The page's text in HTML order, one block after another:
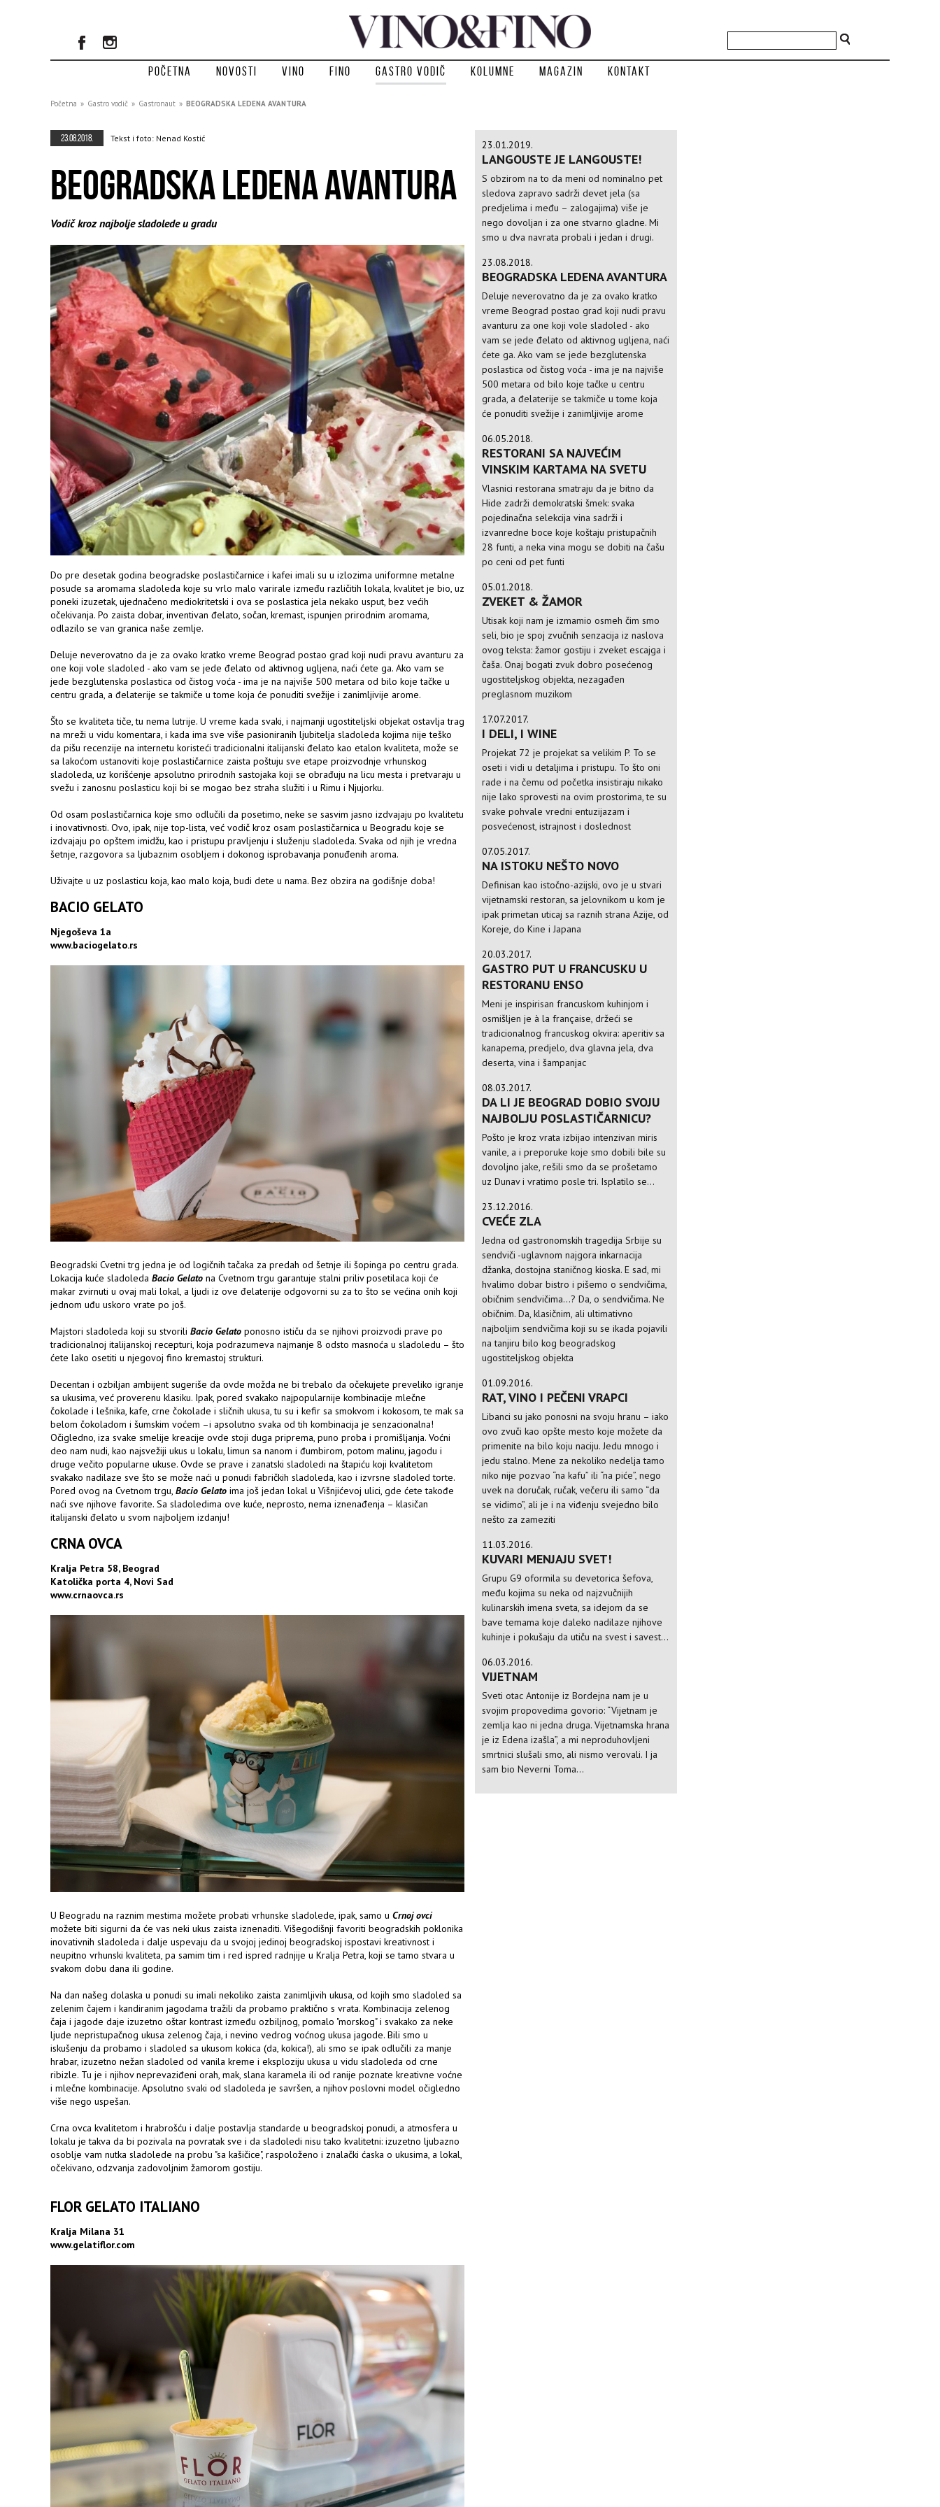
Početna Novosti Vino Fino Gastro vodič Kolumne Magazin Kontakt
Početna » Gastro vodič » Gastronaut » BEOGRADSKA LEDENA AVANTURA
23.08.2018. Tekst i foto: Nenad Kostić
BEOGRADSKA LEDENA AVANTURA
Vodič kroz najbolje sladolede u gradu
Do pre desetak godina beogradske poslastičarnice i kafei imali su u izlozima uniformne metalne
posude sa aromama sladoleda koje su vrlo malo varirale između različitih lokala, kvalitet je bio, uz
poneki izuzetak, ujednačeno mediokritetski i ova se poslastica jela nekako usput, bez većih
očekivanja. Po zaista dobar, inventivan đelato, sočan, kremast, ispunjen prirodnim aromama,
odlazilo se van granica naše zemlje.
Deluje neverovatno da je za ovako kratko vreme Beograd postao grad koji nudi pravu avanturu za
one koji vole sladoled - ako vam se jede đelato od aktivnog ugljena, naći ćete ga. Ako vam se
jede bezglutenska poslastica od čistog voća - ima je na najviše 500 metara od bilo koje tačke u
centru grada, a đelaterije se takmiče u tome koja će ponuditi svežije i zanimljivije arome.
Što se kvaliteta tiče, tu nema lutrije. U vreme kada svaki, i najmanji ugostiteljski objekat ostavlja trag
na mreži u vidu komentara, i kada ima sve više pasioniranih ljubitelja sladoleda kojima nije teško
da pišu recenzije na internetu koristeći tradicionalni italijanski đelato kao etalon kvaliteta, može se
sa lakoćom ustanoviti koje poslastičarnice zaista poštuju sve etape proizvodnje vrhunskog
sladoleda, uz korišćenje apsolutno prirodnih sastojaka koji se obrađuju na licu mesta i pretvaraju u
svežu i zanosnu poslasticu koji bi se mogao bez straha služiti i u Rimu i Njujorku.
Od osam poslastičarnica koje smo odlučili da posetimo, neke se sasvim jasno izdvajaju po kvalitetu
i inovativnosti. Ovo, ipak, nije top-lista, već vodič kroz osam poslastičarnica u Beogradu koje se
izdvajaju po opštem imidžu, kao i pristupu pravljenju i služenju sladoleda. Svaka od njih je vredna
šetnje, razgovora sa ljubaznim osobljem i dokonog isprobavanja ponuđenih aroma.
Uživajte u uz poslasticu koja, kao malo koja, budi dete u nama. Bez obzira na godišnje doba!
BACIO GELATO
Njegoševa 1a
www.baciogelato.rs
Beogradski Cvetni trg jedna je od logičnih tačaka za predah od šetnje ili šopinga po centru grada.
Lokacija kuće sladoleda Bacio Gelato na Cvetnom trgu garantuje stalni priliv posetilaca koji će
makar zvirnuti u ovaj mali lokal, a ljudi iz ove đelaterije odgovorni su za to što se većina onih koji
jednom uđu uskoro vrate po još.
Majstori sladoleda koji su stvorili Bacio Gelato ponosno ističu da se njihovi proizvodi prave po
tradicionalnoj italijanskoj recepturi, koja podrazumeva najmanje 8 odsto masnoća u sladoledu – što
ćete lako osetiti u njegovoj fino kremastoj strukturi.
Decentan i ozbiljan ambijent sugeriše da ovde možda ne bi trebalo da očekujete preveliko igranje
sa ukusima, već proverenu klasiku. Ipak, pored svakako najpopularnije kombinacije mlečne
čokolade i lešnika, kafe, crne čokolade i sličnih ukusa, tu su i kefir sa smokvom i kokosom, te mak sa
belom čokoladom i šumskim voćem –i apsolutno svaka od tih kombinacija je senzacionalna!
Očigledno, iza svake smelije kreacije ovde stoji duga priprema, puno proba i promišljanja. Voćni
deo nam nudi, kao najsvežiji ukus u lokalu, limun sa nanom i đumbirom, potom malinu, jagodu i
druge večito popularne ukuse. Ovde se prave i zanatski sladoledi na štapiću koji kvalitetom
svakako nadilaze sve što se može naći u ponudi fabričkih sladoleda, kao i izvrsne sladoled torte.
Pored ovog na Cvetnom trgu, Bacio Gelato ima još jedan lokal u Višnjićevoj ulici, gde ćete takođe
naći sve njihove favorite. Sa sladoledima ove kuće, neprosto, nema iznenađenja – klasičan
italijanski đelato u svom najboljem izdanju!
CRNA OVCA
Kralja Petra 58, Beograd
Katolička porta 4, Novi Sad
www.crnaovca.rs
U Beogradu na raznim mestima možete probati vrhunske sladolede, ipak, samo u Crnoj ovci
možete biti sigurni da će vas neki ukus zaista iznenaditi. Višegodišnji favoriti beogradskih poklonika
inovativnih sladoleda i dalje uspevaju da u svojoj jedinoj beogradskoj ispostavi kreativnost i
neupitno vrhunski kvaliteta, pa samim tim i red ispred radnjije u Kralja Petra, koji se tamo stvara u
svakom dobu dana ili godine.
Na dan našeg dolaska u ponudi su imali nekoliko zaista zanimljivih ukusa, od kojih smo sladoled sa
zelenim čajem i kandiranim jagodama tražili da probamo praktično s vrata. Kombinacija zelenog
čaja i jagode daje izuzetno oštar kontrast između ozbiljnog, pomalo "morskog" i svakako za neke
ljude nepristupačnog ukusa zelenog čaja, i nevino vedrog voćnog ukusa jagode. Bili smo u
iskušenju da probamo i sladoled sa ukusom kokica (da, kokica!), ali smo se ipak odlučili za manje
hrabar, izuzetno nežan sladoled od vanila kreme i eksploziju ukusa u vidu sladoleda od crne
ribizle. Tu je i njihov neprevaziđeni orah, mak, slana karamela ili od ranije poznate kreativne voćne
i mlečne kombinacije. Apsolutno svaki od sladoleda je savršen, a njihov poslovni model očigledno
više nego uspešan.
Crna ovca kvalitetom i hrabrošću i dalje postavlja standarde u beogradskoj ponudi, a atmosfera u
lokalu je takva da bi pozivala na povratak sve i da sladoledi nisu tako kvalitetni: izuzetno ljubazno
osoblje vam nutka sladolede na probu "sa kašičice", raspoloženo i znalački ćaska o ukusima, a lokal,
očekivano, odzvanja zadovoljnim žamorom gostiju.
FLOR GELATO ITALIANO
Kralja Milana 31
www.gelatiflor.com
23.01.2019.
LANGOUSTE JE LANGOUSTE!
S obzirom na to da meni od nominalno pet
sledova zapravo sadrži devet jela (sa
predjelima i među – zalogajima) više je
nego dovoljan i za one stvarno gladne. Mi
smo u dva navrata probali i jedan i drugi.
23.08.2018.
BEOGRADSKA LEDENA AVANTURA
Deluje neverovatno da je za ovako kratko
vreme Beograd postao grad koji nudi pravu
avanturu za one koji vole sladoled - ako
vam se jede đelato od aktivnog ugljena, naći
ćete ga. Ako vam se jede bezglutenska
poslastica od čistog voća - ima je na najviše
500 metara od bilo koje tačke u centru
grada, a đelaterije se takmiče u tome koja
će ponuditi svežije i zanimljivije arome
06.05.2018.
RESTORANI SA NAJVEĆIM
VINSKIM KARTAMA NA SVETU
Vlasnici restorana smatraju da je bitno da
Hide zadrži demokratski šmek: svaka
pojedinačna selekcija vina sadrži i
izvanredne boce koje koštaju pristupačnih
28 funti, a neka vina mogu se dobiti na čašu
po ceni od pet funti
05.01.2018.
ZVEKET & ŽAMOR
Utisak koji nam je izmamio osmeh čim smo
seli, bio je spoj zvučnih senzacija iz naslova
ovog teksta: žamor gostiju i zveket escajga i
čaša. Onaj bogati zvuk dobro posećenog
ugostiteljskog objekta, nezagađen
preglasnom muzikom
17.07.2017.
I DELI, I WINE
Projekat 72 je projekat sa velikim P. To se
oseti i vidi u detaljima i pristupu. To što oni
rade i na čemu od početka insistiraju nikako
nije lako sprovesti na ovim prostorima, te su
svake pohvale vredni entuzijazam i
posvećenost, istrajnost i doslednost
07.05.2017.
NA ISTOKU NEŠTO NOVO
Definisan kao istočno-azijski, ovo je u stvari
vijetnamski restoran, sa jelovnikom u kom je
ipak primetan uticaj sa raznih strana Azije, od
Koreje, do Kine i Japana
20.03.2017.
GASTRO PUT U FRANCUSKU U
RESTORANU ENSO
Meni je inspirisan francuskom kuhinjom i
osmišljen je à la française, držeći se
tradicionalnog francuskog okvira: aperitiv sa
kanapema, predjelo, dva glavna jela, dva
deserta, vina i šampanjac
08.03.2017.
DA LI JE BEOGRAD DOBIO SVOJU
NAJBOLJU POSLASTIČARNICU?
Pošto je kroz vrata izbijao intenzivan miris
vanile, a i preporuke koje smo dobili bile su
dovoljno jake, rešili smo da se prošetamo
uz Dunav i vratimo posle tri. Isplatilo se...
23.12.2016.
CVEĆE ZLA
Jedna od gastronomskih tragedija Srbije su
sendviči -uglavnom najgora inkarnacija
džanka, dostojna staničnog kioska. E sad, mi
hvalimo dobar bistro i pišemo o sendvičima,
običnim sendvičima...? Da, o sendvičima. Ne
običnim. Da, klasičnim, ali ultimativno
najboljim sendvičima koji su se ikada pojavili
na tanjiru bilo kog beogradskog
ugostiteljskog objekta
01.09.2016.
RAT, VINO I PEČENI VRAPCI
Libanci su jako ponosni na svoju hranu – iako
ovo zvuči kao opšte mesto koje možete da
primenite na bilo koju naciju. Jedu mnogo i
jedu stalno. Mene za nekoliko nedelja tamo
niko nije pozvao “na kafu” ili “na piće”, nego
uvek na doručak, ručak, večeru ili samo “da
se vidimo”, ali je i na viđenju svejedno bilo
nešto za zameziti
11.03.2016.
KUVARI MENJAJU SVET!
Grupu G9 oformila su devetorica šefova,
među kojima su neka od najzvučnijih
kulinarskih imena sveta, sa idejom da se
bave temama koje daleko nadilaze njihove
kuhinje i pokušaju da utiču na svest i savest...
06.03.2016.
VIJETNAM
Sveti otac Antonije iz Bordejna nam je u
svojim propovedima govorio: “Vijetnam je
zemlja kao ni jedna druga. Vijetnamska hrana
je iz Edena izašla”, a mi neproduhovljeni
smrtnici slušali smo, ali nismo verovali. I ja
sam bio Neverni Toma...